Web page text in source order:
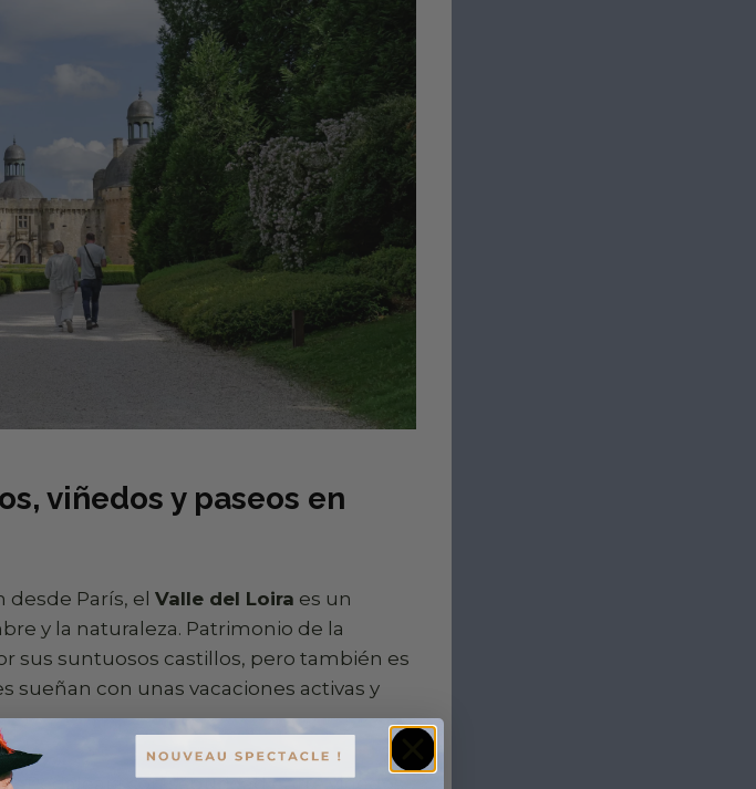
viñedos y paseos en
París, el Valle del Loira es un
y la naturaleza. Patrimonio de la
sus suntuosos castillos, pero también es
sueñan con unas vacaciones activas y
Pedaleará con seguridad entre viñedos,